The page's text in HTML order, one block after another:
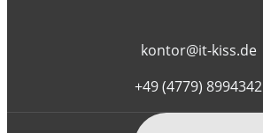
kontor@it-kiss.de
+49 (4779) 8994342